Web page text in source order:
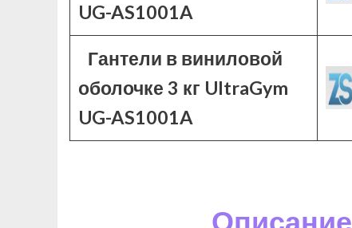
UG-AS1001A
Гантели в виниловой
оболочке 3 кг UltraGym
UG-AS1001A
Описание